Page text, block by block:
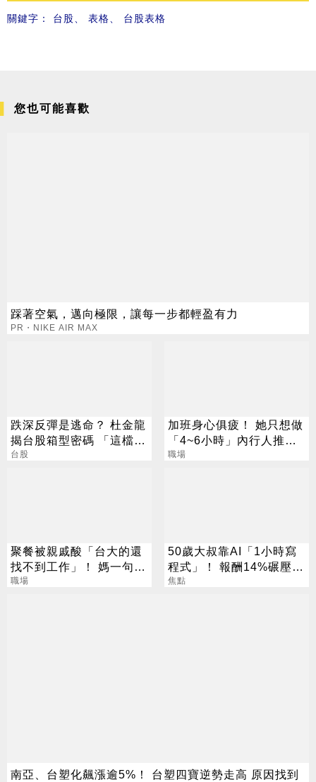
關鍵字： 台股、 表格、 台股表格
您也可能喜歡
踩著空氣，邁向極限，讓每一步都輕盈有力
PR・NIKE AIR MAX
跌深反彈是逃命？ 杜金龍
揭台股箱型密碼 「這檔」
手腳要快
台股
加班身心俱疲！ 她只想做
「4~6小時」內行人推這
行：月收10萬
職場
聚餐被親戚酸「台大的還
找不到工作」！ 媽一句神
回戰場秒靜音
職場
50歲大叔靠AI「1小時寫
程式」！ 報酬14%碾壓標
普 直接辭職去炒股
焦點
南亞、台塑化飆漲逾5%！ 台塑四寶逆勢走高 原因找到